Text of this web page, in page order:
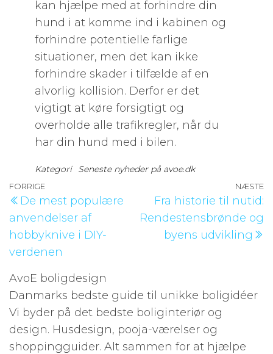
kan hjælpe med at forhindre din
hund i at komme ind i kabinen og
forhindre potentielle farlige
situationer, men det kan ikke
forhindre skader i tilfælde af en
alvorlig kollision. Derfor er det
vigtigt at køre forsigtigt og
overholde alle trafikregler, når du
har din hund med i bilen.
Kategori Seneste nyheder på avoe.dk
Indlægsnavigation
Forrige
indlæg
FORRIGE
De mest populære
anvendelser af
hobbyknive i DIY-
verdenen
NÆSTE
Fra historie til nutid:
Rendestensbrønde og
byens udvikling
AvoE boligdesign
Danmarks bedste guide til unikke boligidéer
Vi byder på det bedste boliginteriør og
design. Husdesign, pooja-værelser og
shoppingguider. Alt sammen for at hjælpe